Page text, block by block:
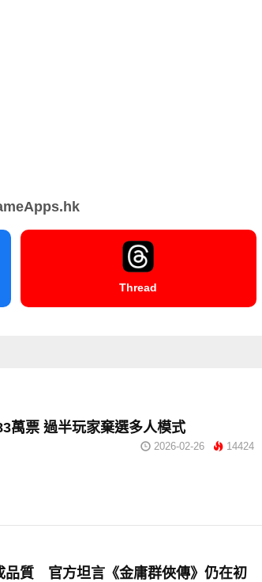
Thread
萬票 過半玩家棄選多人模式
2026-02-26 14424
品質 官方坦言《金庸群俠傳》仍在初